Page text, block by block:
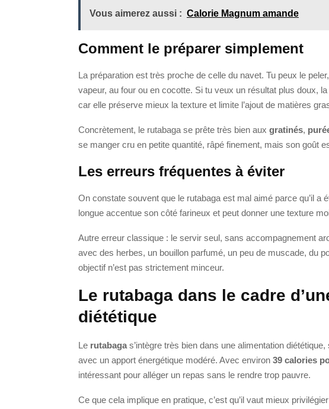
Vous aimerez aussi : Calorie Magnum amande
Comment le préparer simplement
La préparation est très proche de celle du navet. Tu peux le
vapeur, au four ou en cocotte. Si tu veux un résultat plus doux,
car elle préserve mieux la texture et limite l’ajout de matières
Concrètement, le rutabaga se prête très bien aux gratinés,
se manger cru en petite quantité, râpé finement, mais son goût
Les erreurs fréquentes à éviter
On constate souvent que le rutabaga est mal aimé parce qu’il
longue accentue son côté farineux et peut donner une texture
Autre erreur classique : le servir seul, sans accompagnement
avec des herbes, un bouillon parfumé, un peu de muscade, du
objectif n’est pas strictement minceur.
Le rutabaga dans le cadre
diététique
Le rutabaga s’intègre très bien dans une alimentation
avec un apport énergétique modéré. Avec environ 39 calories
intéressant pour alléger un repas sans le rendre trop pauvre.
Ce que cela implique en pratique, c’est qu’il vaut mieux